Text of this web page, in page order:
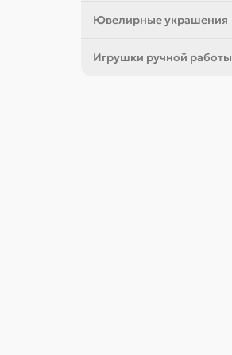
Ювелирные украшения
Игрушки ручной работы